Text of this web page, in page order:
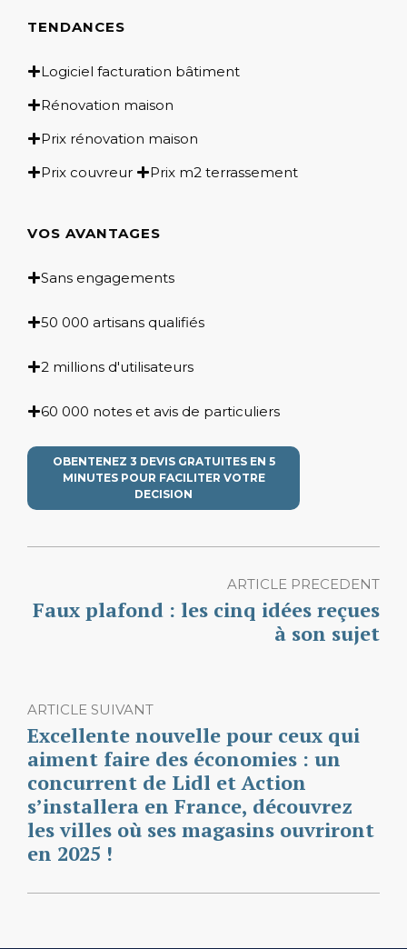
TENDANCES
Logiciel facturation bâtiment
Rénovation maison
Prix rénovation maison
Prix couvreur
Prix m2 terrassement
VOS AVANTAGES
Sans engagements
50 000 artisans qualifiés
2 millions d'utilisateurs
60 000 notes et avis de particuliers
OBENTENEZ 3 DEVIS GRATUITES EN 5
MINUTES POUR FACILITER VOTRE
DECISION
ARTICLE PRECEDENT
Faux plafond : les cinq idées reçues
à son sujet
ARTICLE SUIVANT
Excellente nouvelle pour ceux qui
aiment faire des économies : un
concurrent de Lidl et Action
s’installera en France, découvrez
les villes où ses magasins ouvriront
en 2025 !